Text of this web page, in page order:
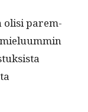
olisi parem­